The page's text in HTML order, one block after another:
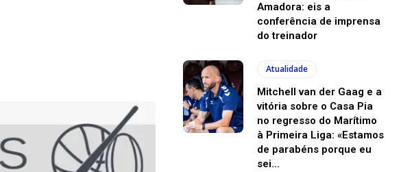
Amadora: eis a
conferência de imprensa
do treinador
Atualidade
Mitchell van der Gaag e a
vitória sobre o Casa Pia
no regresso do Marítimo
à Primeira Liga: «Estamos
de parabéns porque eu
sei...